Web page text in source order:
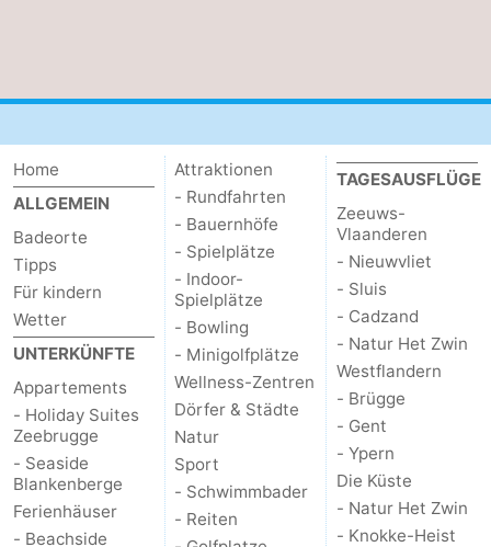
Home
ALLGEMEIN
Badeorte
Tipps
Für kindern
Wetter
UNTERKÜNFTE
Appartements
- Holiday Suites
Zeebrugge
- Seaside
Blankenberge
Ferienhäuser
- Beachside
Attraktionen
- Rundfahrten
- Bauernhöfe
- Spielplätze
- Indoor-
Spielplätze
- Bowling
- Minigolfplätze
Wellness-Zentren
Dörfer & Städte
Natur
Sport
- Schwimmbader
- Reiten
TAGESAUSFLÜGE
Zeeuws-
Vlaanderen
- Nieuwvliet
- Sluis
- Cadzand
- Natur Het Zwin
Westflandern
- Brügge
- Gent
- Ypern
Die Küste
- Natur Het Zwin
- Knokke-Heist